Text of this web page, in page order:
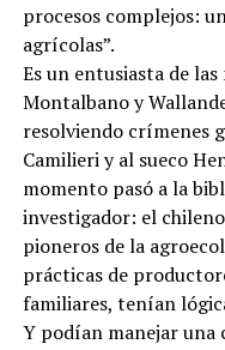
procesos complejos:
agrícolas”.
Es un entusiasta de
Montalbano y
resolviendo crímenes
Camilieri y al sueco
momento pasó a la
investigador: el
pioneros de la
prácticas de
familiares, tenían
Y podían manejar una